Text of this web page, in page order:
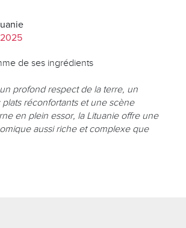
de ses ingrédients
profond respect de la terre, un
réconfortants et une scène
en plein essor, la Lituanie offre une
aussi riche et complexe que